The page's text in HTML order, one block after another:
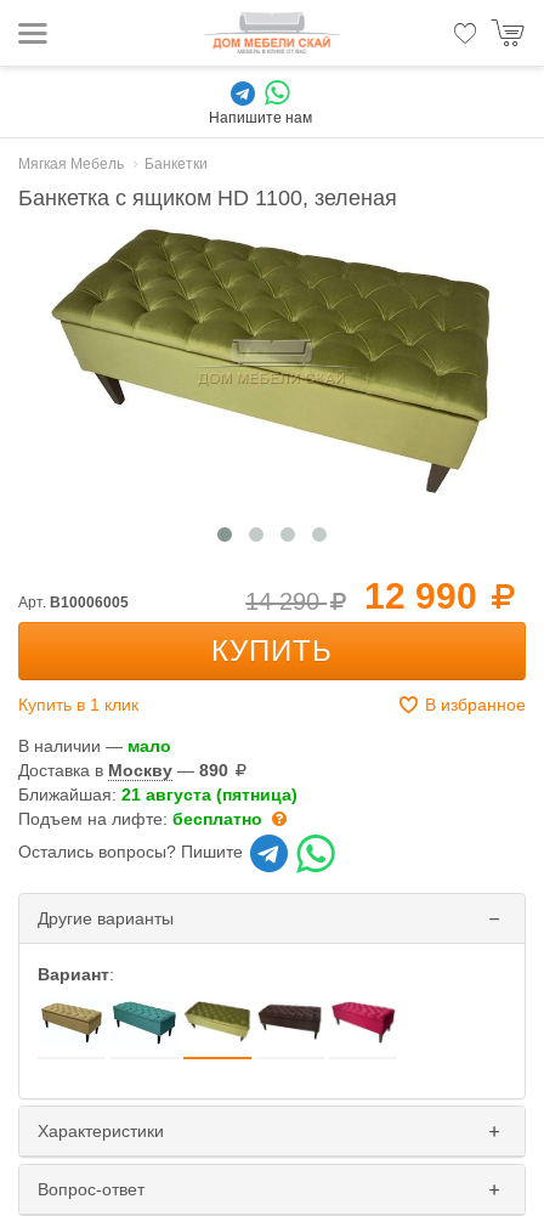
Напишите нам
Мягкая Мебель Банкетки
Банкетка с ящиком HD 1100, зеленая
12 990
14 290
Арт. B10006005
КУПИТЬ
Купить в 1 клик В избранное
В наличии — мало
Доставка в Москву — 890
Ближайшая: 21 августа (пятница)
Подъем на лифте: бесплатно
Остались вопросы? Пишите
Другие варианты
Вариант:
Характеристики
Вопрос-ответ